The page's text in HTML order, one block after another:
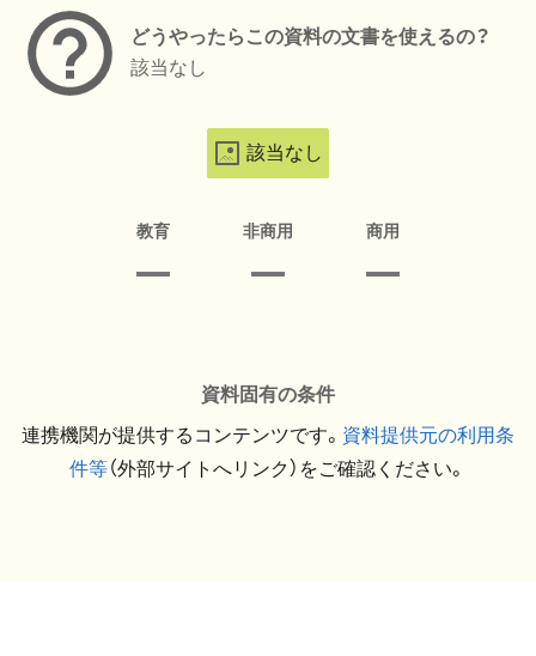
どうやったらこの資料の文書を使えるの？
該当なし
該当なし
教育 非商用 商用
資料固有の条件
連携機関が提供するコンテンツです。 資料提供元の利用条
件等（外部サイトへリンク）をご確認ください。